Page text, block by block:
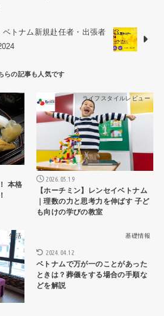
ベトナム新規赴任者・出張者
トラン
本格
ライフスタイルレビュー
2026.05.19
【ホーチミン】レンセイベトナム
｜理数の力と思考力を伸ばす 子ど
も向けの学びの教室
生活 基礎情報
2024.04.12
ベトナムで万が一のことがあった
ときは？葬儀をする場合の手順な
どを解説